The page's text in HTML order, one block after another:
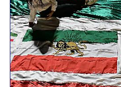
ROZHOVORY
TÉMATA
NEJČTENĚJŠÍ ZA 7 DNÍ
AUTOŘI